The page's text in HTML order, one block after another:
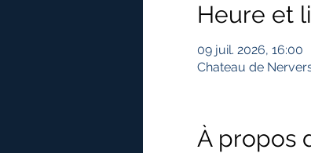
Heure et
09 juil. 2026, 16:00
Chateau de
À propos